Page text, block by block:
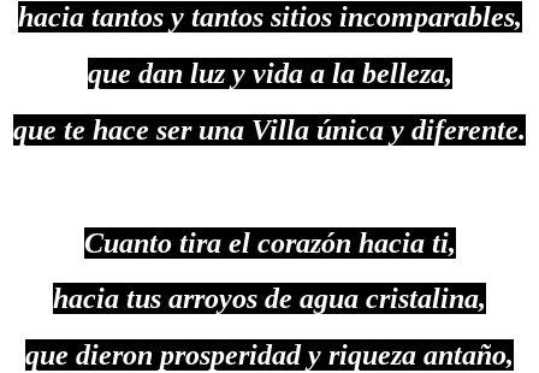
hacia tantos y tantos sitios incomparables,
que dan luz y vida a la belleza,
que te hace ser una Villa única y diferente.
Cuanto tira el corazón hacia ti,
hacia tus arroyos de agua cristalina,
que dieron prosperidad y riqueza antaño,